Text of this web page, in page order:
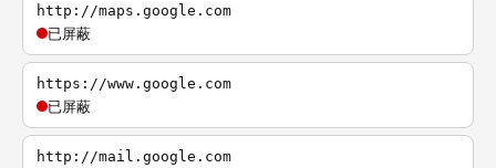
http://maps.google.com
已屏蔽
https://www.google.com
已屏蔽
http://mail.google.com